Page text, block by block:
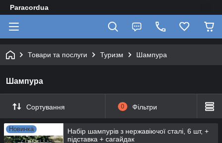
Paracordua
Товари та послуги Туризм Шампура
Шампура
Сортування 0 Фільтри
Новинка
Набір шампурів з нержавіючої сталі, 6 шт, +
підставка + сагайдак